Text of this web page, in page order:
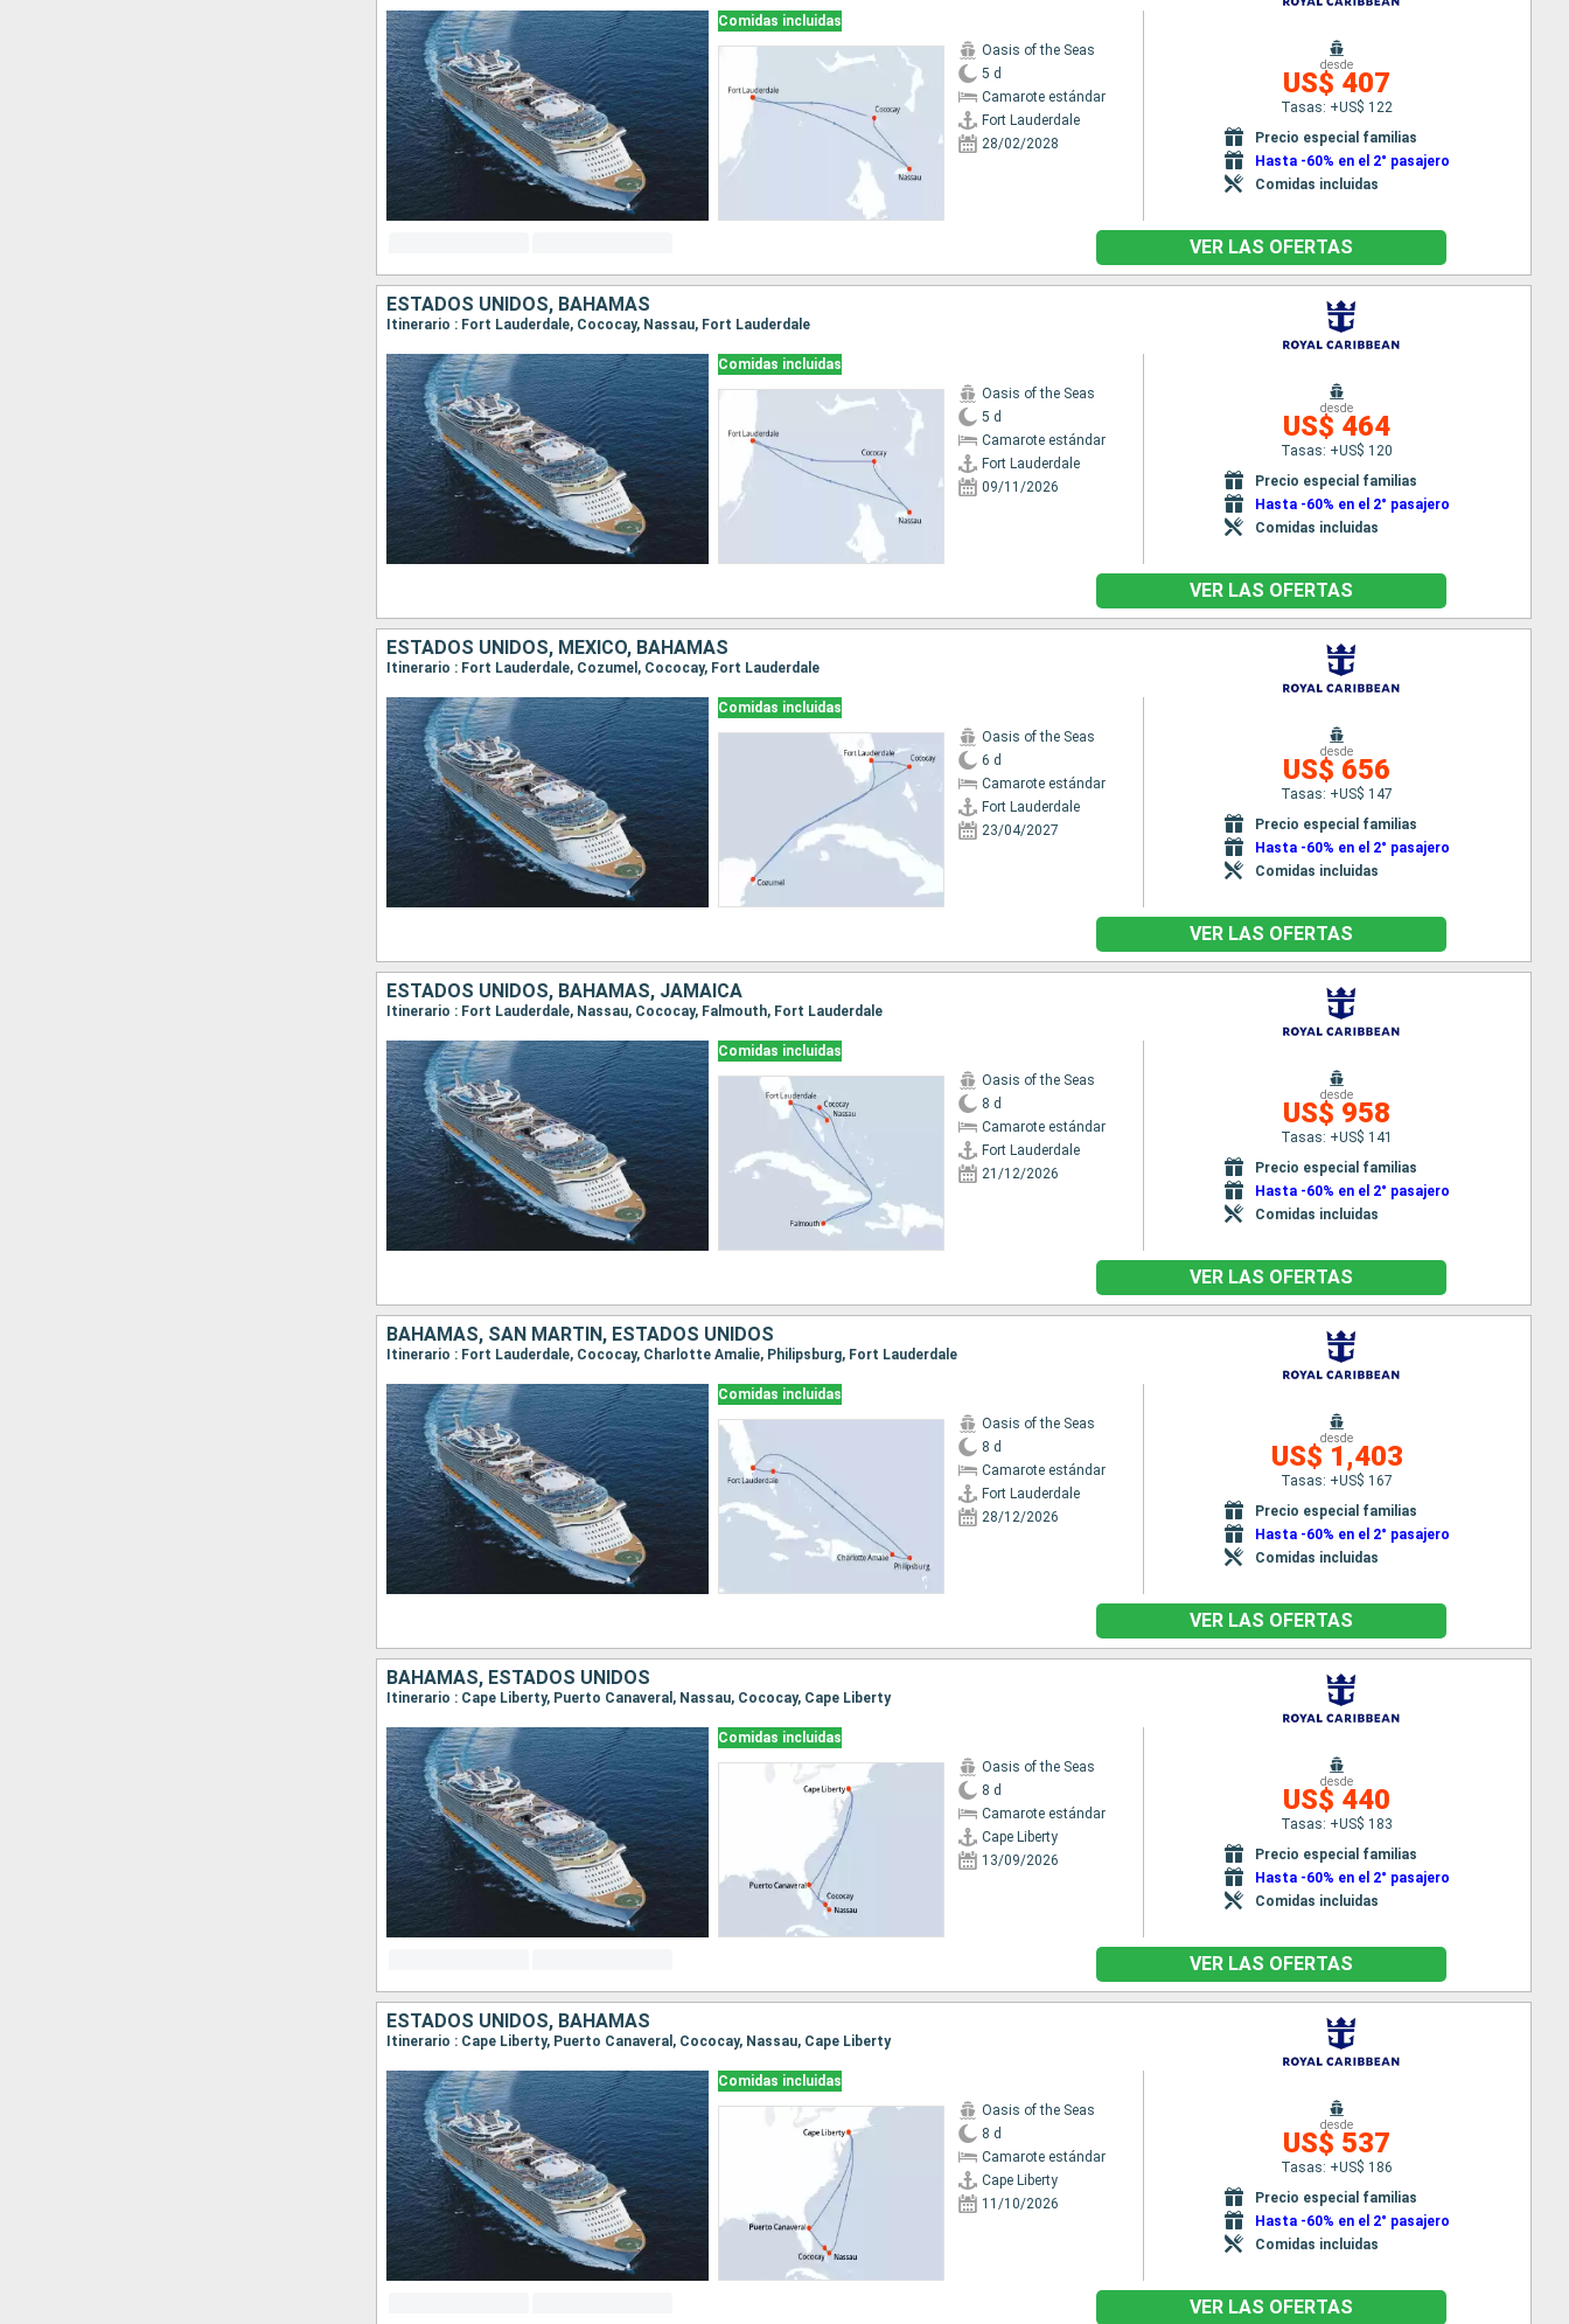
Comidas incluidas
Oasis of the Seas
5 d
Camarote estándar
Fort Lauderdale
28/02/2028
desde
US$ 407
Tasas: +US$ 122
Precio especial familias
Hasta -60% en el 2° pasajero
Comidas incluidas
VER LAS OFERTAS
ESTADOS UNIDOS, BAHAMAS
Itinerario : Fort Lauderdale, Cococay, Nassau, Fort Lauderdale
Comidas incluidas
Oasis of the Seas
5 d
Camarote estándar
Fort Lauderdale
09/11/2026
desde
US$ 464
Tasas: +US$ 120
Precio especial familias
Hasta -60% en el 2° pasajero
Comidas incluidas
VER LAS OFERTAS
ESTADOS UNIDOS, MÉXICO, BAHAMAS
Itinerario : Fort Lauderdale, Cozumel, Cococay, Fort Lauderdale
Comidas incluidas
Oasis of the Seas
6 d
Camarote estándar
Fort Lauderdale
23/04/2027
desde
US$ 656
Tasas: +US$ 147
Precio especial familias
Hasta -60% en el 2° pasajero
Comidas incluidas
VER LAS OFERTAS
ESTADOS UNIDOS, BAHAMAS, JAMAICA
Itinerario : Fort Lauderdale, Nassau, Cococay, Falmouth, Fort Lauderdale
Comidas incluidas
Oasis of the Seas
8 d
Camarote estándar
Fort Lauderdale
21/12/2026
desde
US$ 958
Tasas: +US$ 141
Precio especial familias
Hasta -60% en el 2° pasajero
Comidas incluidas
VER LAS OFERTAS
BAHAMAS, SAN MARTÍN, ESTADOS UNIDOS
Itinerario : Fort Lauderdale, Cococay, Charlotte Amalie, Philipsburg, Fort Lauderdale
Comidas incluidas
Oasis of the Seas
8 d
Camarote estándar
Fort Lauderdale
28/12/2026
desde
US$ 1,403
Tasas: +US$ 167
Precio especial familias
Hasta -60% en el 2° pasajero
Comidas incluidas
VER LAS OFERTAS
BAHAMAS, ESTADOS UNIDOS
Itinerario : Cape Liberty, Puerto Canaveral, Nassau, Cococay, Cape Liberty
Comidas incluidas
Oasis of the Seas
8 d
Camarote estándar
Cape Liberty
13/09/2026
desde
US$ 440
Tasas: +US$ 183
Precio especial familias
Hasta -60% en el 2° pasajero
Comidas incluidas
VER LAS OFERTAS
ESTADOS UNIDOS, BAHAMAS
Itinerario : Cape Liberty, Puerto Canaveral, Cococay, Nassau, Cape Liberty
Comidas incluidas
Oasis of the Seas
8 d
Camarote estándar
Cape Liberty
11/10/2026
desde
US$ 537
Tasas: +US$ 186
Precio especial familias
Hasta -60% en el 2° pasajero
Comidas incluidas
VER LAS OFERTAS